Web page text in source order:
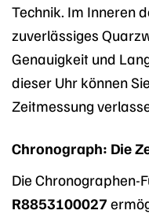
Technik. Im Inneren
zuverlässiges
Genauigkeit und
dieser Uhr können
Zeitmessung
Chronograph: Die
Die Chronographen-
R8853100027